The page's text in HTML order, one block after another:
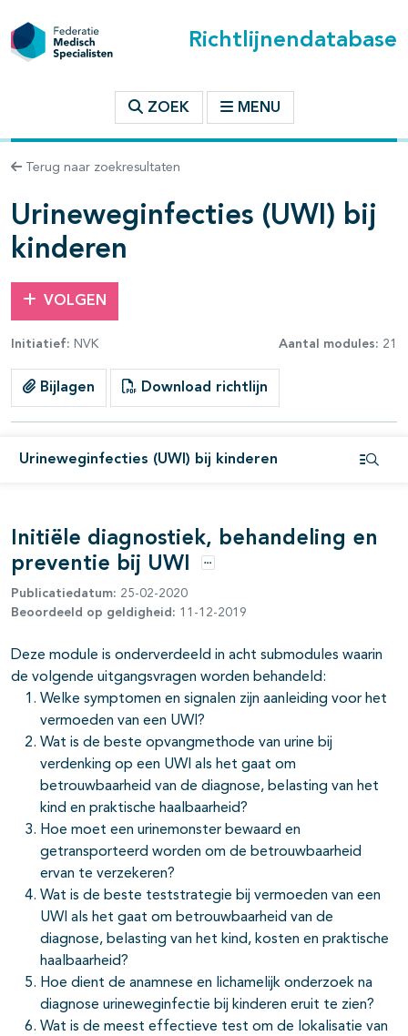
Richtlijnendatabase
ZOEK MENU
Terug naar zoekresultaten
Urineweginfecties (UWI) bij
kinderen
VOLGEN
Initiatief: NVK Aantal modules: 21
Bijlagen Download richtlijn
Urineweginfecties (UWI) bij kinderen
binnen deze richtlijn
open- en dichtklappen
open- en dichtklappen
open- en dichtklappen
Initiële diagnostiek, behandeling en
preventie bij UWI
Opties
Publicatiedatum: 25-02-2020
Beoordeeld op geldigheid: 11-12-2019
Deze module is onderverdeeld in acht submodules waarin
de volgende uitgangsvragen worden behandeld:
Welke symptomen en signalen zijn aanleiding voor het
vermoeden van een UWI?
Wat is de beste opvangmethode van urine bij
verdenking op een UWI als het gaat om
betrouwbaarheid van de diagnose, belasting van het
kind en praktische haalbaarheid?
Hoe moet een urinemonster bewaard en
getransporteerd worden om de betrouwbaarheid
ervan te verzekeren?
Wat is de beste teststrategie bij vermoeden van een
UWI als het gaat om betrouwbaarheid van de
diagnose, belasting van het kind, kosten en praktische
haalbaarheid?
Hoe dient de anamnese en lichamelijk onderzoek na
diagnose urineweginfectie bij kinderen eruit te zien?
Wat is de meest effectieve test om de lokalisatie van